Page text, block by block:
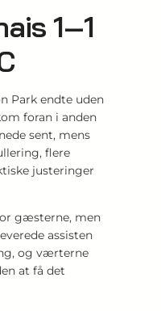
1‑1
Park endte uden
foran i anden
sent, mens
flere
justeringer
gæsterne, men
assisten
og værterne
at få det